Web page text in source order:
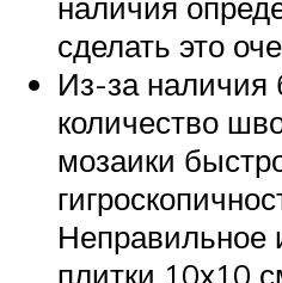
сделать это
Из-за наличия
количество
мозаики
Неправильное
плитки 10х10